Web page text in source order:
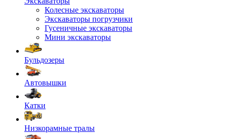
Колесные экскаваторы
Экскаваторы погрузчики
Гусеничные экскаваторы
Мини экскаваторы
Бульдозеры
Автовышки
Катки
Низкорамные тралы